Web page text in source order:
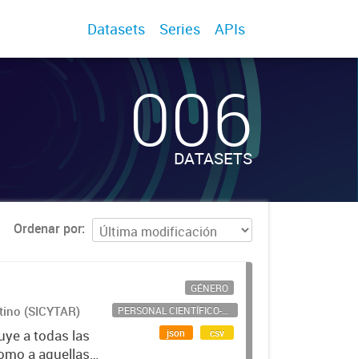
Datasets Series APIs
006
DATASETS
Ordenar por
(SICYTAR)
a todas las
a aquellas
GÉNERO
PERSONAL CIENTÍFICO-TECNOLÓGICO
json
csv